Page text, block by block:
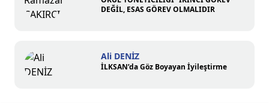
DEĞİL, ESAS GÖREV OLMALIDIR
Ali DENİZ
İLKSAN’da Göz Boyayan İyileştirme